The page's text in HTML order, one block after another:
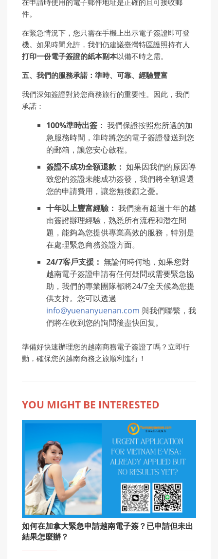
件。
在緊急情況下，您只需在手機上出示電子簽證即可登
機。如果時間允許，我們仍建議臺灣特區護照持有人
打印一份電子簽證的紙本副本以備不時之需。
五、我們的服務承諾：準時、可靠、經驗豐富
我們深知簽證對於您商務旅行的重要性。因此，我們
承諾：
100%準時出簽： 我們保證按照您所選的加
急服務時間，準時將您的電子簽證發送到您
的郵箱，讓您安心啟程。
簽證不成功全額退款： 如果因我們的原因導
致您的簽證未能成功簽發，我們將全額退還
您的申請費用，讓您無後顧之憂。
十年以上豐富經驗： 我們擁有超過十年的越
南簽證辦理經驗，熟悉所有流程和潛在問
題，能夠為您提供專業高效的服務，特別是
在處理緊急商務簽證方面。
24/7客戶支援： 無論何時何地，如果您對
越南電子簽證申請有任何疑問或需要緊急協
助，我們的專業團隊都將24/7全天候為您提
供支持。您可以透過
info@yuenanyuenan.com 與我們聯繫，我
們將在收到您的詢問後盡快回复。
準備好快速辦理您的越南商務電子簽證了嗎？立即行
動，確保您的越南商務之旅順利進行！
YOU MIGHT BE INTERESTED
如何在加拿大緊急申請越南電子簽？已申請但未出
結果怎麼辦？